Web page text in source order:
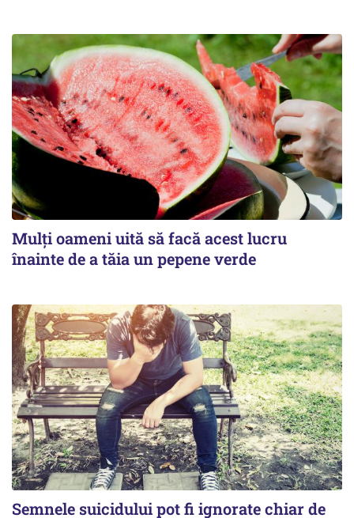
Mulți oameni uită să facă acest lucru
înainte de a tăia un pepene verde
Semnele suicidului pot fi ignorate chiar de